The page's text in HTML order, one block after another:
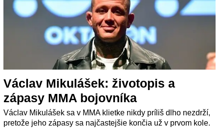
Václav Mikulášek: životopis a
zápasy MMA bojovníka
Václav Mikulášek sa v MMA klietke nikdy príliš dlho nezdrží,
pretože jeho zápasy sa najčastejšie končia už v prvom kole.